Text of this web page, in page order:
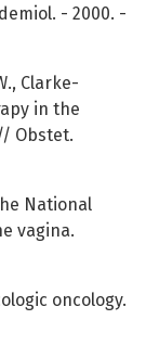
- 2000. -
Clarke-
in the
Obstet.
National
vagina.
oncology.